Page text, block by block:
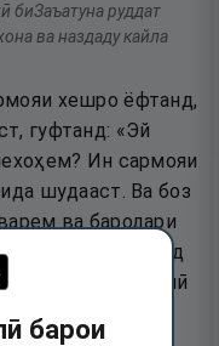
биЗаъатуна руддат
ва наздаду кайла
хешро ёфтанд,
гуфтанд: «Эй
Ин сармояи
шудааст. Ва боз
ва бародари
як шутур зиёд
шоҳ) осон ва он чӣ
барои